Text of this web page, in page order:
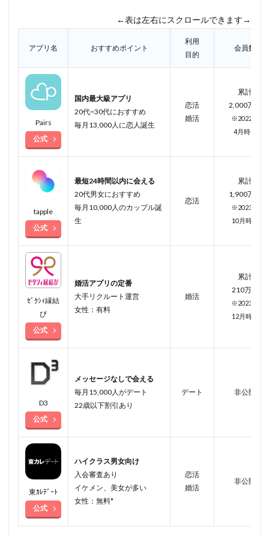
←表は左右にスクロールできます→
アプリ名 おすすめポイント
利用
目的
会員数
Pairs
公式
国内最大級アプリ
20代~30代におすすめ
毎月13,000人に恋人誕生
恋活
婚活
累計
2,000万人
※2022年
4月時点
tapple
公式
最短24時間以内に会える
20代男女におすすめ
毎月10,000人のカップル誕
生
恋活
累計
1,900万人
※2023年
10月時点
ｾﾞｸｼｨ縁結
び
公式
婚活アプリの定番
大手リクルート運営
女性：有料
婚活
累計
210万人
※2023年
12月時点
D3
公式
メッセージなしで会える
毎月15,000人がデート
22歳以下割引あり
デート 非公開
東ｶﾚﾃﾞｰﾄ
公式
ハイクラス男女向け
入会審査あり
イケメン、美女が多い
女性：無料*
恋活
婚活
非公開